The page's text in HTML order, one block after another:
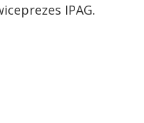
IPAG.